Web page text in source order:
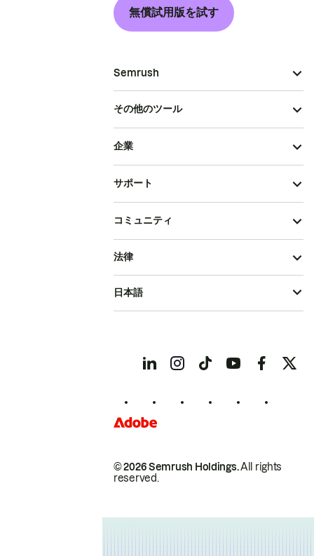
無償試用版を試す
Semrush
その他のツール
企業
サポート
コミュニティ
© 2026 Semrush Holdings.All rights
reserved.
法律
日本語